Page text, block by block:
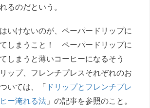
るのだという。
いけないのが、ペーパードリップに
しまうこと！ ペーパードリップに
しまうと薄いコーヒーになるそう
ップ、フレンチプレスそれぞれのお
いては、「 ドリップとフレンチプレ
ー淹れる法 」の記事を参照のこと。